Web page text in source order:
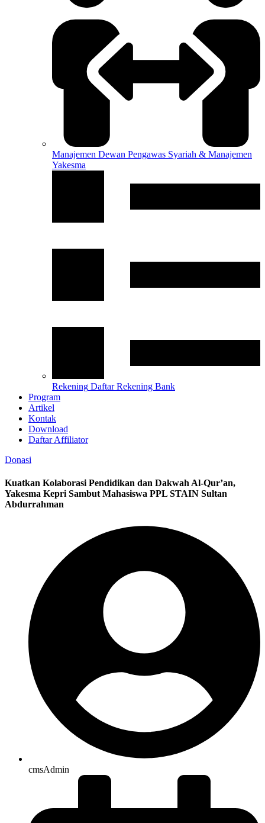
Manajemen Dewan Pengawas Syariah & Manajemen
Yakesma
Rekening Daftar Rekening Bank
Program
Artikel
Kontak
Download
Daftar Affiliator
Donasi
Kuatkan Kolaborasi Pendidikan dan Dakwah Al-Qur’an,
Yakesma Kepri Sambut Mahasiswa PPL STAIN Sultan
Abdurrahman
cmsAdmin